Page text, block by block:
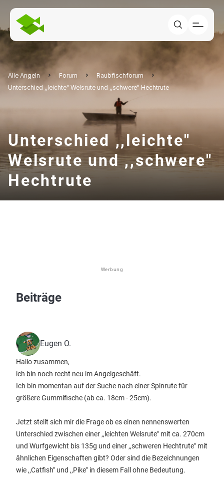
Alle Angeln Forum
Raubfischforum
Unterschied ,,leichte" Welsrute und ,,schwere" Hechtrute
Unterschied ,,leichte"
Welsrute und ,,schwere"
Hechtrute
Werbung
Beiträge
Eugen O.
Hallo zusammen,
ich bin noch recht neu im Angelgeschäft.
Ich bin momentan auf der Suche nach einer Spinrute für
größere Gummifische (ab ca. 18cm - 25cm).
Jetzt stellt sich mir die Frage ob es einen nennenswerten
Unterschied zwischen einer ,,leichten Welsrute" mit ca. 270cm
und Wurfgewicht bis 135g und einer ,,schweren Hechtrute" mit
ähnlichen Eigenschaften gibt? Oder sind die Bezeichnungen
wie ,,Catfish" und ,,Pike" in diesem Fall ohne Bedeutung.